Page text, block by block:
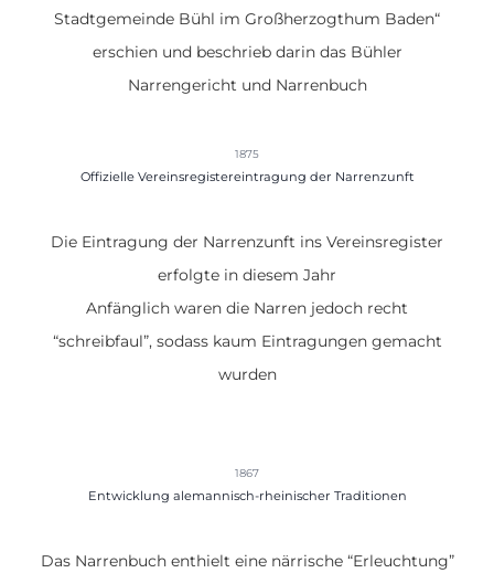
Stadtgemeinde Bühl im Großherzogthum Baden“
erschien und beschrieb darin das Bühler
Narrengericht und Narrenbuch
1875
Offizielle Vereinsregistereintragung der Narrenzunft
Die Eintragung der Narrenzunft ins Vereinsregister
erfolgte in diesem Jahr
Anfänglich waren die Narren jedoch recht
“schreibfaul”, sodass kaum Eintragungen gemacht
wurden
1867
Entwicklung alemannisch-rheinischer Traditionen
Das Narrenbuch enthielt eine närrische “Erleuchtung”